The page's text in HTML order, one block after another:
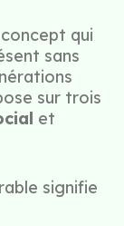
qui
sans
sur trois
et
signifie